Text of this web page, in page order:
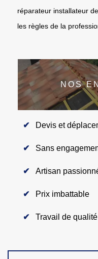
réparateur installateur
les règles de la
NOS
Devis et
Sans
Artisan
Prix imbattable
Travail de qualité